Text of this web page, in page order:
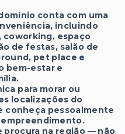
conta com uma
incluindo
coworking, espaço
de festas, salão de
pet place e
bem-estar e
para morar ou
localizações do
conheça pessoalmente
procura na região — não